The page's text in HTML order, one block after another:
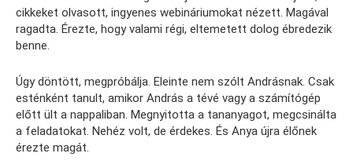
cikkeket olvasott, ingyenes webináriumokat nézett. Magával
ragadta. Érezte, hogy valami régi, eltemetett dolog ébredezik
benne.
Úgy döntött, megpróbálja. Eleinte nem szólt Andrásnak. Csak
esténként tanult, amikor András a tévé vagy a számítógép
előtt ült a nappaliban. Megnyitotta a tananyagot, megcsinálta
a feladatokat. Nehéz volt, de érdekes. És Anya újra élőnek
érezte magát.